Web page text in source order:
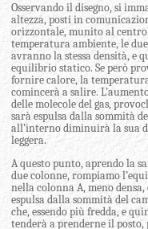
Osservando il disegno, si
altezza, posti in
orizzontale, munito al centro
temperatura ambiente, le
avranno la stessa densità, e
equilibrio statico. Se però
fornire calore, la
comincerà a salire.
delle molecole del gas,
sarà espulsa dalla sommità
all’interno diminuirà la sua
leggera.
A questo punto, aprendo la
due colonne, rompiamo
nella colonna A, meno
espulsa dalla sommità del
che, essendo più fredda, e
tenderà a prenderne il